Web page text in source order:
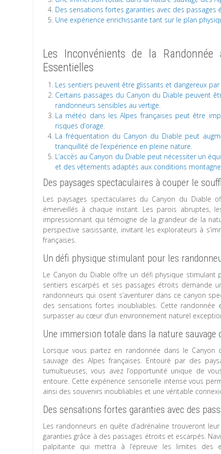
Des sensations fortes garanties avec des passages
Une expérience enrichissante tant sur le plan
Les Inconvénients de la
Essentielles
Les sentiers peuvent être glissants et dangereux
Certains passages du Canyon du Diable peuvent
randonneurs sensibles au vertige.
La météo dans les Alpes françaises peut être
risques d’orage.
La fréquentation du Canyon du Diable peut
tranquillité de l’expérience en pleine nature.
L’accès au Canyon du Diable peut nécessiter un
et des vêtements adaptés aux conditions
Des paysages spectaculaires à couper le
Les paysages spectaculaires du Canyon du
émerveillés à chaque instant. Les parois abruptes,
impressionnant qui témoigne de la grandeur de la
perspective saisissante, invitant les explorateurs à
françaises.
Un défi physique stimulant pour les
Le Canyon du Diable offre un défi physique stimulant
sentiers escarpés et ses passages étroits demande
randonneurs qui osent s’aventurer dans ce canyon
des sensations fortes inoubliables. Cette
surpasser au cœur d’un environnement naturel
Une immersion totale dans la nature sauvage
Lorsque vous partez en randonnée dans le
sauvage des Alpes françaises. Entouré par des
tumultueuses, vous avez l’opportunité unique de
entoure. Cette expérience sensorielle intense vous
ainsi des souvenirs inoubliables et une véritable
Des sensations fortes garanties avec des
Les randonneurs en quête d’adrénaline trouveront
garanties grâce à des passages étroits et escarpés.
palpitante qui mettra à l’épreuve les limites des